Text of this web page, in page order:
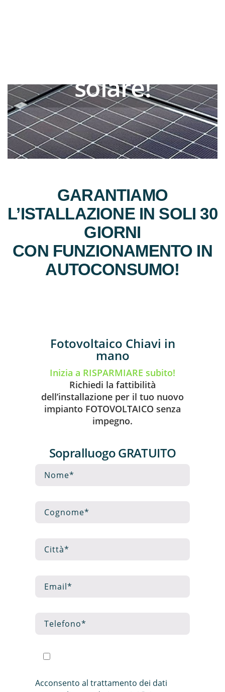
solare!
GARANTIAMO
L’ISTALLAZIONE IN SOLI 30
GIORNI
CON FUNZIONAMENTO IN
AUTOCONSUMO!
Fotovoltaico Chiavi in
mano
Inizia a RISPARMIARE subito!
Richiedi la fattibilità
dell’installazione per il tuo nuovo
impianto FOTOVOLTAICO senza
impegno.
Sopralluogo GRATUITO
Acconsento al trattamento dei dati